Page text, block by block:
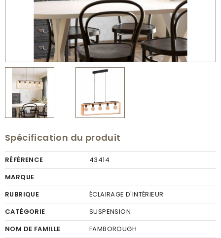
Spécification du produit
RÉFÉRENCE
43414
MARQUE
RUBRIQUE
ÉCLAIRAGE D'INTÉRIEUR
CATÉGORIE
SUSPENSION
NOM DE FAMILLE
FAMBOROUGH